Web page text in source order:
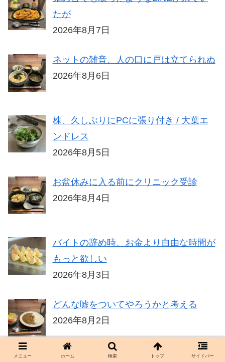
たが
2026年8月7日
ネットの雑音、人の口に戸は立てられぬ
2026年8月6日
株、久しぶりにPCに張り付き / 大葉エ
ンドレス
2026年8月5日
お盆休みに入る前にクリニック受診
2026年8月4日
バイトの辞め時、お金より自由な時間が
もっと欲しい
2026年8月3日
どんな嘘をついてやろうかと考える
2026年8月2日
メニュー ホーム 検索 トップ サイドバー